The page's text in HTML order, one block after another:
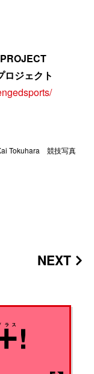
ロジェクト
Tokuhara 競技写真
NEXT